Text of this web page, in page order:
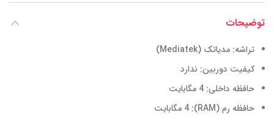
توضیحات
تراشه: مدیاتک (Mediatek)
کیفیت دوربین: ندارد
حافظه داخلی: 4 مگابایت
حافظه رم (RAM): 4 مگابایت